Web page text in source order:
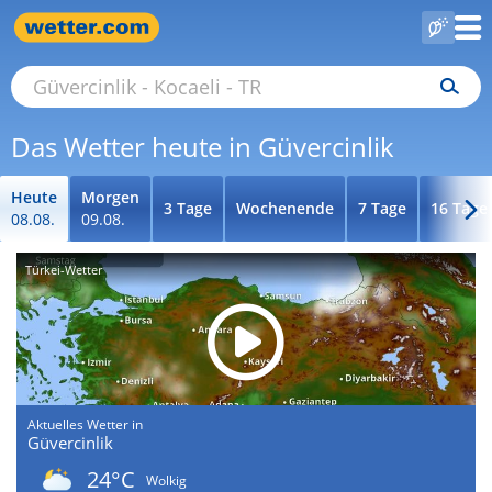
Das Wetter heute in Güvercinlik
Heute
08.08.
Morgen
09.08.
3 Tage Wochenende 7 Tage 16 Tage
Türkei-Wetter
Aktuelles Wetter in
Güvercinlik
24°C
Wolkig